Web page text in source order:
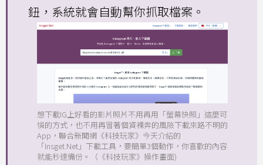
鈕，系統就會自動幫你抓取檔案。
想下載IG上好看的影片照片不用再用「螢幕快照」這麼可
憐的方式，也不用再冒著個資裸奔的風險下載來路不明的
App，聯合新聞網《科技玩家》今天介紹的
「Insget.Net」下載工具，要簡單3個動作，你喜歡的內容
就能秒速備份。（《科技玩家》操作畫面)